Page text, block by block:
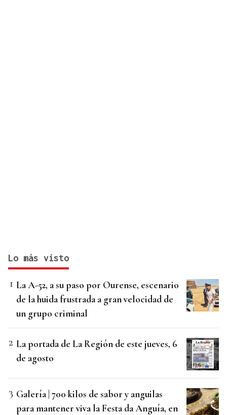
Lo más visto
La A-52, a su paso por Ourense, escenario
de la huida frustrada a gran velocidad de
un grupo criminal
La portada de La Región de este jueves, 6
de agosto
Galería | 700 kilos de sabor y anguilas
para mantener viva la Festa da Anguía, en